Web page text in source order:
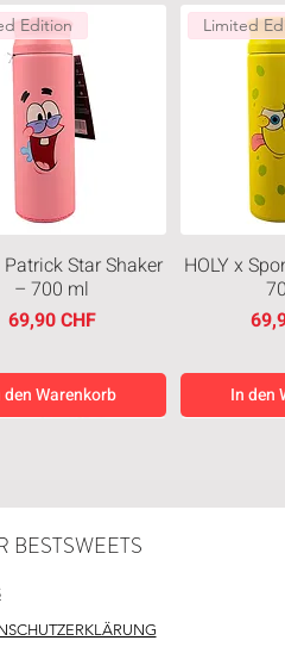
Edition
Patrick Star Shaker
– 700 ml
Preis
69,90 CHF
den Warenkorb
Limited
HOLY x
In den
BESTSWEETS